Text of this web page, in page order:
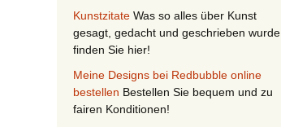
Kunstzitate Was so alles über Kunst
gesagt, gedacht und geschrieben wurde
finden Sie hier!
Meine Designs bei Redbubble online
bestellen Bestellen Sie bequem und zu
fairen Konditionen!